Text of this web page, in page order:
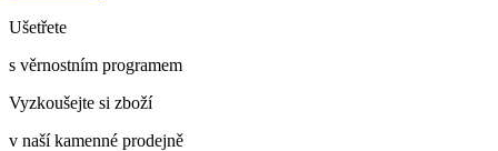
Ušetřete
s věrnostním programem
Vyzkoušejte si zboží
v naší kamenné prodejně